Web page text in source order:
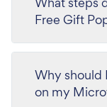
Free Gift
Why should
on my